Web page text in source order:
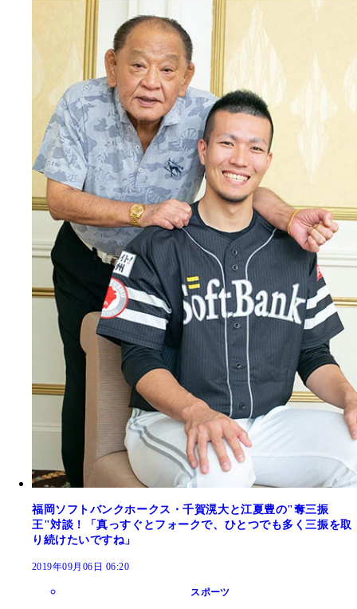
福岡ソフトバンクホークス・千賀滉大と江夏豊の"奪三振
王"対談！「真っすぐとフォークで、ひとつでも多く三振を取
り続けたいですね」
2019年09月06日 06:20
スポーツ